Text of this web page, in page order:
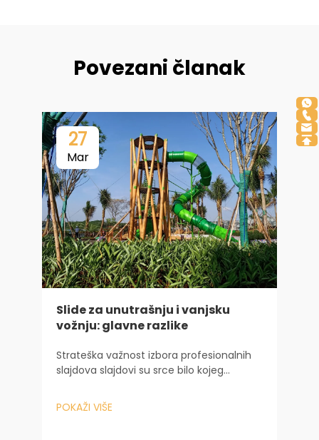
Povezani članak
27
Mar
Slide za unutrašnju i vanjsku
vožnju: glavne razlike
Strateška važnost izbora profesionalnih
slajdova slajdovi su srce bilo kojeg
atrakcija koja zadržava djecu angažirane
satima. Za dizajnere igrališta, školske
POKAŽI VIŠE